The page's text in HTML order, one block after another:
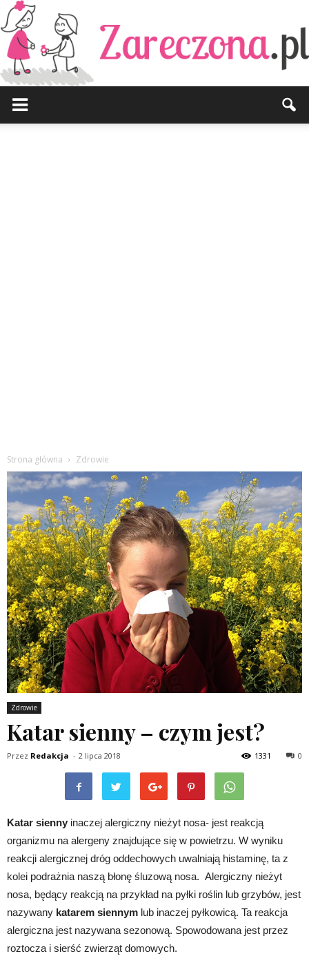
Strona główna Zdrowie
Zdrowie
Katar sienny – czym jest?
Przez Redakcja - 2 lipca 2018 0
1331
Katar sienny inaczej alergiczny nieżyt nosa- jest reakcją
organizmu na alergeny znajdujące się w powietrzu. W wyniku
reakcji alergicznej dróg oddechowych uwalniają histaminę, ta z
kolei podrażnia naszą błonę śluzową nosa. Alergiczny nieżyt
nosa, będący reakcją na przykład na pyłki roślin lub grzybów, jest
nazywany katarem siennym lub inaczej pyłkowicą. Ta reakcja
alergiczna jest nazywana sezonową. Spowodowana jest przez
roztocza i sierść zwierząt domowych.